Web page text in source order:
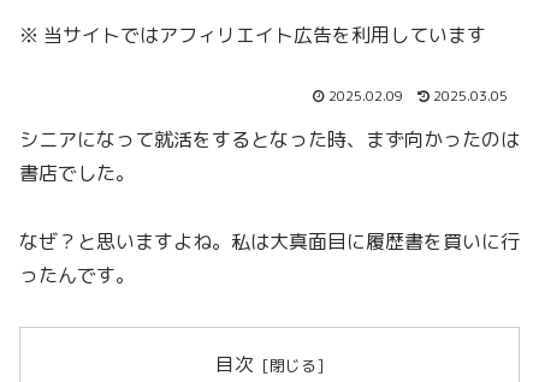
※ 当サイトではアフィリエイト広告を利用しています
2025.02.09 2025.03.05
シニアになって就活をするとなった時、まず向かったのは
書店でした。
なぜ？と思いますよね。私は大真面目に履歴書を買いに行
ったんです。
目次